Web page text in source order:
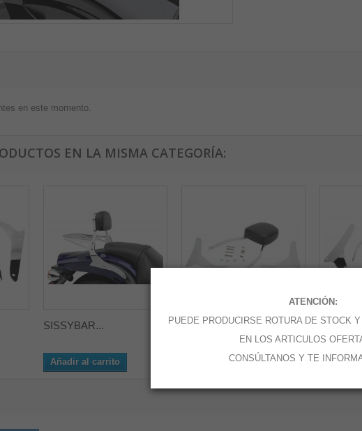
en este momento.
EN LA MISMA CATEGORÍA:
SISSYBAR...
Añadir al carrito
SISSYBAR...
Añadir al carrito Añadir
ATENCIÓN:
PUEDE PRODUCIRSE ROTURA DE STOCK
EN LOS ARTICULOS
CONSÚLTANOS Y TE